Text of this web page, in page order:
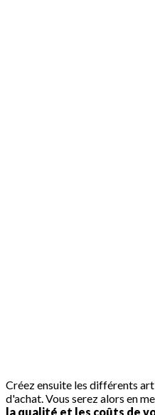
Créez ensuite les différents
d'achat. Vous serez alors en
la qualité et les coûts de